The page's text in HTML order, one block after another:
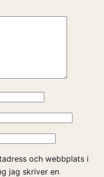
och webbplats i
jag skriver en